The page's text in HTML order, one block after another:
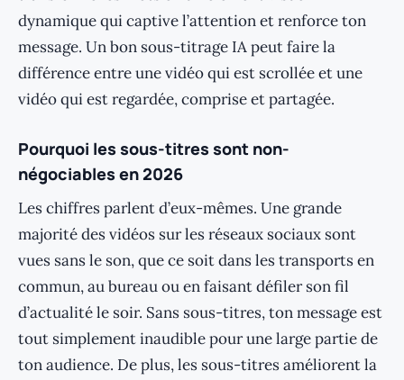
dynamique qui captive l’attention et renforce ton
message. Un bon sous-titrage IA peut faire la
différence entre une vidéo qui est scrollée et une
vidéo qui est regardée, comprise et partagée.
Pourquoi les sous-titres sont non-
négociables en 2026
Les chiffres parlent d’eux-mêmes. Une grande
majorité des vidéos sur les réseaux sociaux sont
vues sans le son, que ce soit dans les transports en
commun, au bureau ou en faisant défiler son fil
d’actualité le soir. Sans sous-titres, ton message est
tout simplement inaudible pour une large partie de
ton audience. De plus, les sous-titres améliorent la